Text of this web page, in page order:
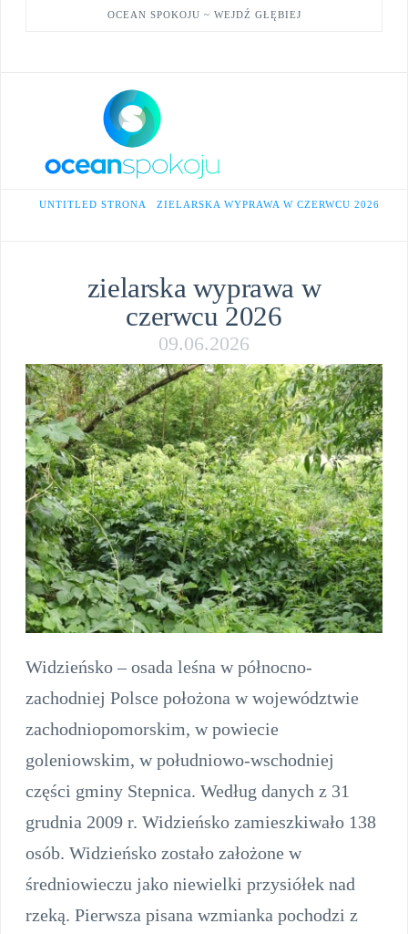
OCEAN SPOKOJU ~ WEJDŹ GŁĘBIEJ
HOME
UNTITLED STRONA ZIELARSKA WYPRAWA W CZERWCU 2026
zielarska wyprawa w
czerwcu 2026
09.06.2026
Widzieńsko – osada leśna w północno-
zachodniej Polsce położona w województwie
zachodniopomorskim, w powiecie
goleniowskim, w południowo-wschodniej
części gminy Stepnica. Według danych z 31
grudnia 2009 r. Widzieńsko zamieszkiwało 138
osób. Widzieńsko zostało założone w
średniowieczu jako niewielki przysiółek nad
rzeką. Pierwsza pisana wzmianka pochodzi z